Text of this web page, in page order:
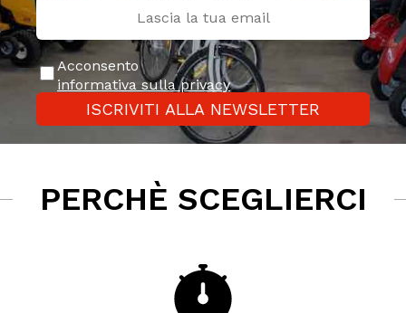
Acconsento
informativa sulla privacy
ISCRIVITI ALLA NEWSLETTER
PERCHÈ SCEGLIERCI